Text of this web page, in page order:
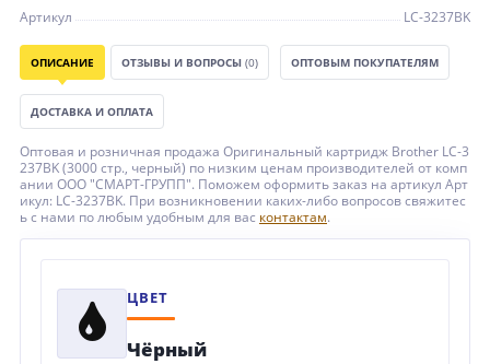
Артикул LC-3237BK
ОПИСАНИЕ ОТЗЫВЫ И ВОПРОСЫ (0) ОПТОВЫМ ПОКУПАТЕЛЯМ
ДОСТАВКА И ОПЛАТА
Оптовая и розничная продажа Оригинальный картридж Brother LC-3
237BK (3000 стр., черный) по низким ценам производителей от комп
ании ООО "СМАРТ-ГРУПП". Поможем оформить заказ на артикул Арт
икул: LC-3237BK. При возникновении каких-либо вопросов свяжитес
ь с нами по любым удобным для вас контактам.
ЦВЕТ
Чёрный